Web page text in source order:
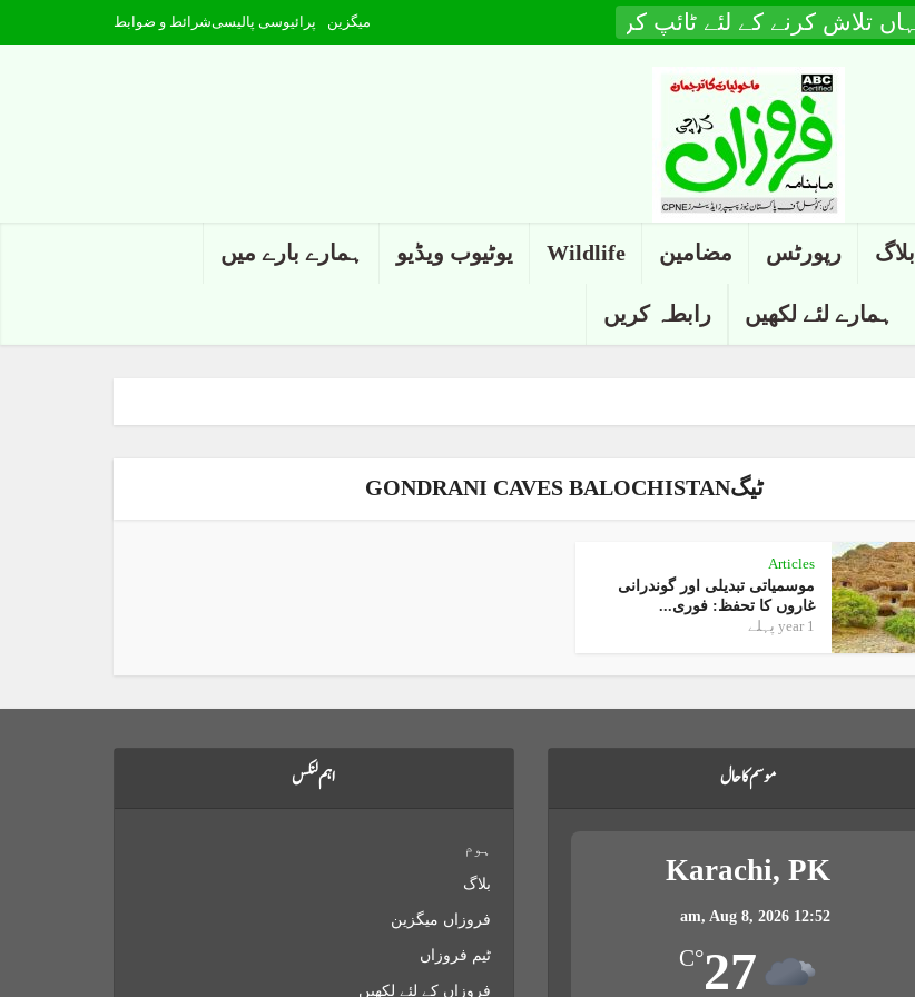
میگزین پرائیوسی پالیسیشرائط و ضوابط
بلاگ رپورٹس مضامین Wildlife یوٹیوب ویڈیو ہمارے بارے میں
ہمارے لئے لکھیں رابطہ کریں
ٹیگGONDRANI CAVES BALOCHISTAN
Articles
موسمیاتی تبدیلی اور گوندرانی
غاروں کا تحفظ: فوری...
1 year پہلے
اہم لنکس
ہوم
بلاگ
فروزاں میگزین
ٹیم فروزاں
فروزاں کے لئے لکھیں
موسم کا حال
Karachi, PK
12:52 am,
Aug 8, 2026
27
°C